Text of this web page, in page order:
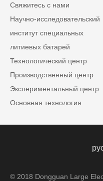
Свяжитесь с нами
Научно-исследовательский
институт специальных
литиевых батарей
Технологический центр
Производственный центр
Экспериментальный центр
Основная технология
© 2018 Dongguan Large